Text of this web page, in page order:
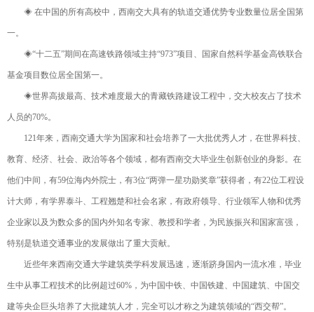
◈ 在中国的所有高校中，西南交大具有的轨道交通优势专业数量位居全国第
一。
◈“十二五”期间在高速铁路领域主持“973”项目、国家自然科学基金高铁联合
基金项目数位居全国第一。
◈世界高拔最高、技术难度最大的青藏铁路建设工程中，交大校友占了技术
人员的70%。
121年来，西南交通大学为国家和社会培养了一大批优秀人才，在世界科技、
教育、经济、社会、政治等各个领域，都有西南交大毕业生创新创业的身影。在
他们中间，有59位海内外院士，有3位“两弹一星功勋奖章”获得者，有22位工程设
计大师，有学界泰斗、工程翘楚和社会名家，有政府领导、行业领军人物和优秀
企业家以及为数众多的国内外知名专家、教授和学者，为民族振兴和国家富强，
特别是轨道交通事业的发展做出了重大贡献。
近些年来西南交通大学建筑类学科发展迅速，逐渐跻身国内一流水准，毕业
生中从事工程技术的比例超过60%，为中国中铁、中国铁建、中国建筑、中国交
建等央企巨头培养了大批建筑人才，完全可以才称之为建筑领域的“西交帮”。